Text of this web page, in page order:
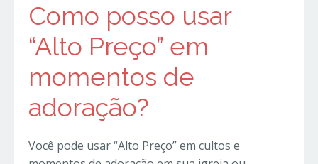
Como posso usar
“Alto Preço” em
momentos de
adoração?
Você pode usar “Alto Preço” em cultos e